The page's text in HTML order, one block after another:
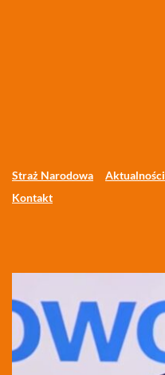
Straż Narodowa Aktualności
Kontakt